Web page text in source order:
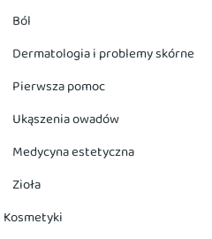
Ból
Dermatologia i problemy skórne
Pierwsza pomoc
Ukąszenia owadów
Medycyna estetyczna
Zioła
Kosmetyki